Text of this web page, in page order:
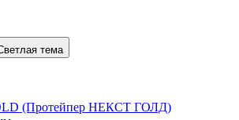
тема
(Протейпер НЕКСТ ГОЛД)